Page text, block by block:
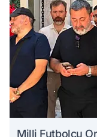
Milli Futbolcu